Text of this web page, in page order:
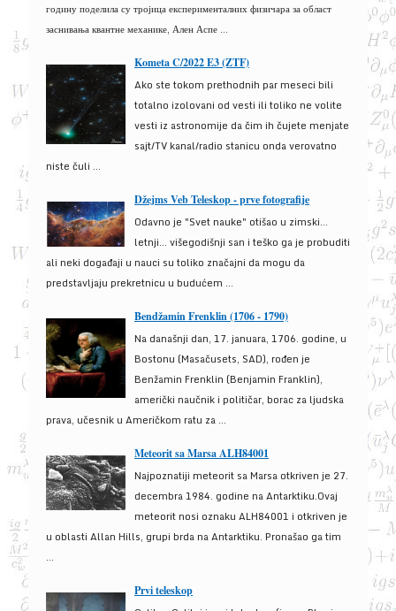
годину поделила су тројица експерименталних физичара за област
заснивања квантне механике, Ален Аспе ...
Kometa C/2022 E3 (ZTF)
Ako ste tokom prethodnih par meseci bili
totalno izolovani od vesti ili toliko ne volite
vesti iz astronomije da čim ih čujete menjate
sajt/TV kanal/radio stanicu onda verovatno
niste čuli ...
Džejms Veb Teleskop - prve fotografije
Odavno je "Svet nauke" otišao u zimski...
letnji... višegodišnji san i teško ga je probuditi
ali neki događaji u nauci su toliko značajni da mogu da
predstavljaju prekretnicu u budućem ...
Bendžamin Frenklin (1706 - 1790)
Na današnji dan, 17. januara, 1706. godine, u
Bostonu (Masačusets, SAD), rođen je
Benžamin Frenklin (Benjamin Franklin),
američki naučnik i političar, borac za ljudska
prava, učesnik u Američkom ratu za ...
Meteorit sa Marsa ALH84001
Najpoznatiji meteorit sa Marsa otkriven je 27.
decembra 1984. godine na Antarktiku.Ovaj
meteorit nosi oznaku ALH84001 i otkriven je
u oblasti Allan Hills, grupi brda na Antarktiku. Pronašao ga tim
...
Prvi teleskop